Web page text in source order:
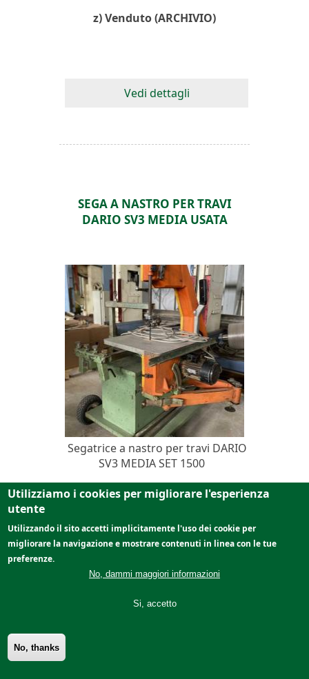
z) Venduto (ARCHIVIO)
Vedi dettagli
SEGA A NASTRO PER TRAVI
DARIO SV3 MEDIA USATA
Segatrice a nastro per travi DARIO
SV3 MEDIA SET 1500
z) Venduto (ARCHIVIO)
Utilizziamo i cookies per migliorare l'esperienza
utente
Utilizzando il sito accetti implicitamente l'uso dei cookie per
migliorare la navigazione e mostrare contenuti in linea con le tue
preferenze.
No, dammi maggiori informazioni
Si, accetto
No, thanks